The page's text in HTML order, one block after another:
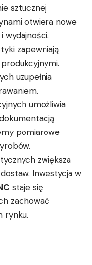
sztucznej
otwiera nowe
wydajności.
zapewniają
uzupełnia
umożliwia
pomiarowe
zwiększa
Inwestycja w
staje się
zachować
rynku.